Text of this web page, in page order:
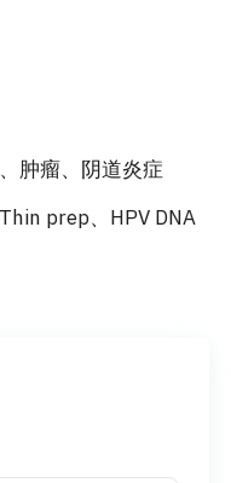
肿瘤、阴道炎症
prep、HPV DNA